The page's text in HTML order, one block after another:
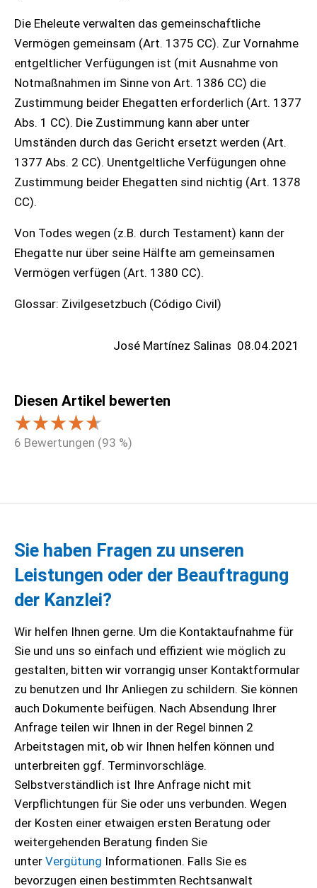
Die Eheleute verwalten das gemeinschaftliche
Vermögen gemeinsam (Art. 1375 CC). Zur Vornahme
entgeltlicher Verfügungen ist (mit Ausnahme von
Notmaßnahmen im Sinne von Art. 1386 CC) die
Zustimmung beider Ehegatten erforderlich (Art. 1377
Abs. 1 CC). Die Zustimmung kann aber unter
Umständen durch das Gericht ersetzt werden (Art.
1377 Abs. 2 CC). Unentgeltliche Verfügungen ohne
Zustimmung beider Ehegatten sind nichtig (Art. 1378
CC).
Von Todes wegen (z.B. durch Testament) kann der
Ehegatte nur über seine Hälfte am gemeinsamen
Vermögen verfügen (Art. 1380 CC).
Glossar: Zivilgesetzbuch (Código Civil)
José Martínez Salinas 08.04.2021
Diesen Artikel bewerten
6 Bewertungen (93 %)
Sie haben Fragen zu unseren
Leistungen oder der Beauftragung
der Kanzlei?
Wir helfen Ihnen gerne. Um die Kontaktaufnahme für
Sie und uns so einfach und effizient wie möglich zu
gestalten, bitten wir vorrangig unser Kontaktformular
zu benutzen und Ihr Anliegen zu schildern. Sie können
auch Dokumente beifügen. Nach Absendung Ihrer
Anfrage teilen wir Ihnen in der Regel binnen 2
Arbeitstagen mit, ob wir Ihnen helfen können und
unterbreiten ggf. Terminvorschläge.
Selbstverständlich ist Ihre Anfrage nicht mit
Verpflichtungen für Sie oder uns verbunden. Wegen
der Kosten einer etwaigen ersten Beratung oder
weitergehenden Beratung finden Sie
unter Vergütung Informationen. Falls Sie es
bevorzugen einen bestimmten Rechtsanwalt